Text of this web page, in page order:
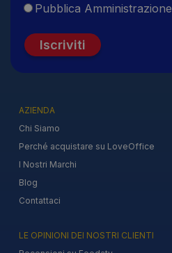
Pubblica Amministrazione
Iscriviti
AZIENDA
Chi Siamo
Perché acquistare su LoveOffice
I Nostri Marchi
Blog
Contattaci
LE OPINIONI DEI NOSTRI CLIENTI